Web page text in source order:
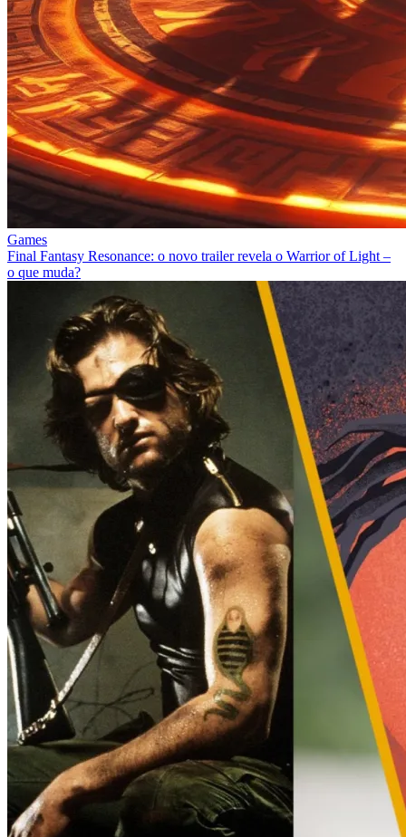
Games
Final Fantasy Resonance: o novo trailer revela o Warrior of Light –
o que muda?